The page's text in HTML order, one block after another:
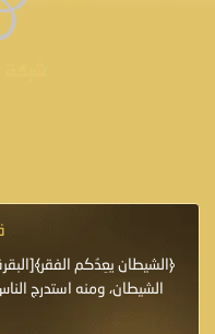
الشيطان، ومنه استدرج